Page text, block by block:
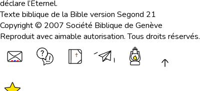
déclare l’Eternel.
Texte biblique de la Bible version Segond 21
Copyright © 2007 Société Biblique de Genève
Reproduit avec aimable autorisation. Tous droits réservés.